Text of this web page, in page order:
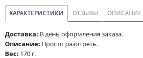
ХАРАКТЕРИСТИКИ ОТЗЫВЫ ОПИСАНИЕ
Доставка: В день оформления заказа.
Описание: Просто разогреть.
Вес: 170 г.